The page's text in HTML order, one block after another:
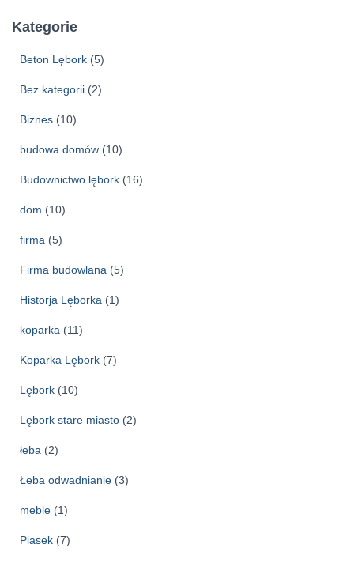
h
Kategorie
Beton Lębork (5)
Bez kategorii (2)
Biznes (10)
budowa domów (10)
Budownictwo lębork (16)
dom (10)
firma (5)
Firma budowlana (5)
Historja Lęborka (1)
koparka (11)
Koparka Lębork (7)
Lębork (10)
Lębork stare miasto (2)
łeba (2)
Łeba odwadnianie (3)
meble (1)
Piasek (7)